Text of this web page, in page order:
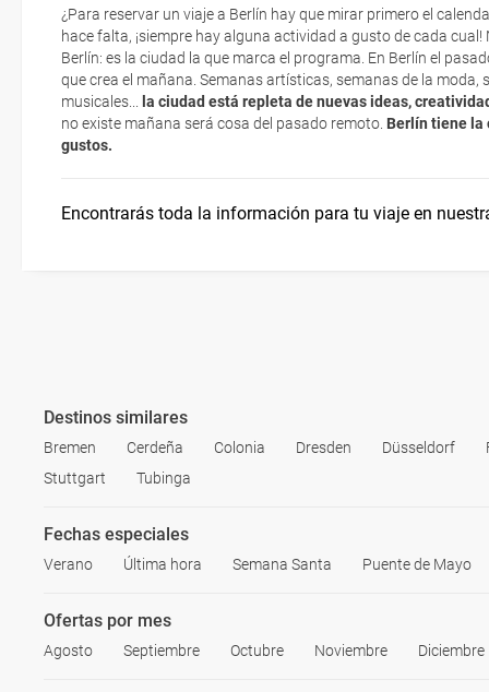
¿Para reservar un viaje a Berlín hay que mirar primero el
hace falta, ¡siempre hay alguna actividad a gusto de cada
Berlín: es la ciudad la que marca el programa. En Berlín el
que crea el mañana. Semanas artísticas, semanas de la moda,
musicales...
la ciudad está repleta de nuevas ideas,
no existe mañana será cosa del pasado remoto. Berlín tiene la
gustos.
Encontrarás toda la información para tu viaje en
En primavera podrás pasear por los parques y jardines
En verano Berlín rebosa vitalidad con eventos al aire libre,
marcha
El otoño es multicolor, no sólo en el arbolado sino también
Festival of Lights
En invierno los mercadillos navideños berlineses te
En caso de tener que enviarte la documentación de un paquete
te enviaremos la documentación de tu reserva alrededor de 10
imprimir y llevar contigo en el viaje.
Esta documentación te será requerida en el mostrador de la
check-in el día de la salida.
Destinos similares
Bremen Cerdeña Colonia Dresden Düsseldorf
Stuttgart
Tubinga
Fechas especiales
Verano Última hora Semana Santa Puente de Mayo
Ofertas por mes
Agosto Septiembre Octubre Noviembre Diciembre